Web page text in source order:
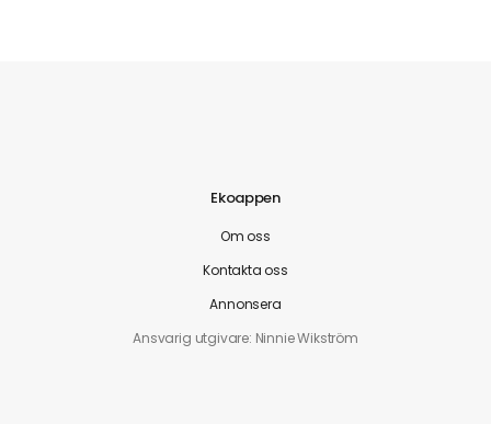
Ekoappen
Om oss
Kontakta oss
Annonsera
Ansvarig utgivare: Ninnie Wikström